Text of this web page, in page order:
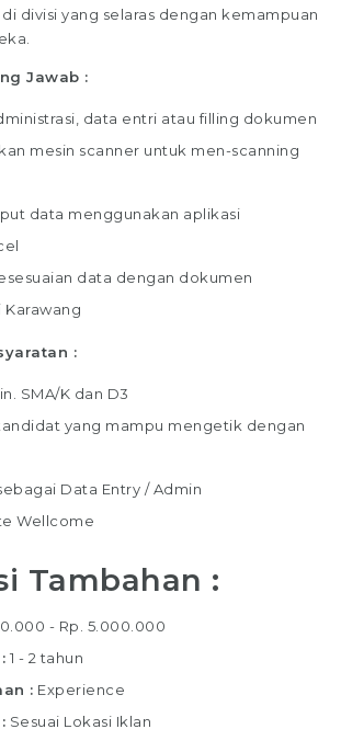
divisi yang selaras dengan kemampuan
Jawab :
data entri atau filling dokumen
mesin scanner untuk men-scanning
data menggunakan aplikasi
data dengan dokumen
:
SMA/K dan D3
yang mampu mengetik dengan
Data Entry / Admin
Wellcome
Tambahan :
- Rp. 5.000.000
1 - 2 tahun
Experience
Sesuai Lokasi Iklan